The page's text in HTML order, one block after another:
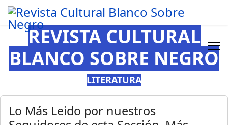
REVISTA CULTURAL
BLANCO SOBRE NEGRO
LITERATURA
Lo Más Leido por nuestros